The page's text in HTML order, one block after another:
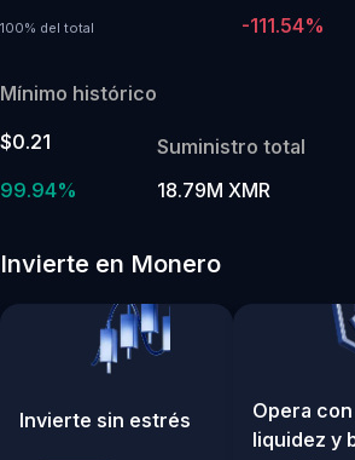
100% del total -111.54%
Mínimo histórico
$0.21
99.94%
Suministro total
18.79M XMR
Invierte en Monero
Invierte sin estrés
Opera
liquidez y